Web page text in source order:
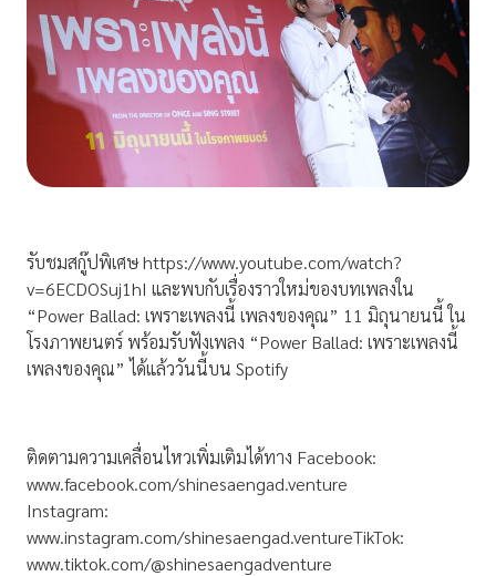
รับชมสกู๊ปพิเศษ https://www.youtube.com/watch?
v=6ECDOSuj1hI และพบกับเรื่องราวใหม่ของบทเพลงใน
“Power Ballad: เพราะเพลงนี้ เพลงของคุณ” 11 มิถุนายนนี้ ใน
โรงภาพยนตร์ พร้อมรับฟังเพลง “Power Ballad: เพราะเพลงนี้
เพลงของคุณ” ได้แล้ววันนี้บน Spotify
ติดตามความเคลื่อนไหวเพิ่มเติมได้ทาง Facebook:
www.facebook.com/shinesaengad.venture
Instagram:
www.instagram.com/shinesaengad.ventureTikTok:
www.tiktok.com/@shinesaengadventure